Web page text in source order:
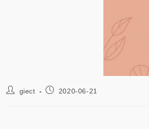
giect 2020-06-21